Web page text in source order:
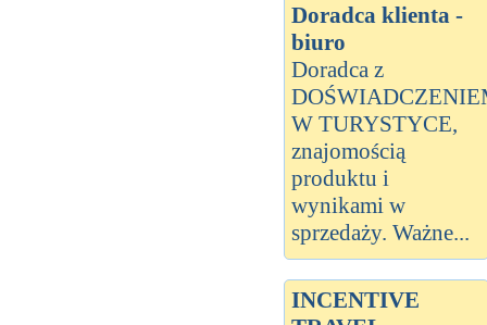
Doradca klienta -
biuro
Doradca z
W TURYSTYCE,
znajomością
produktu i
wynikami w
sprzedaży. Ważne...
INCENTIVE